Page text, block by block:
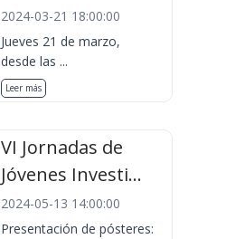
2024-03-21 18:00:00
Jueves 21 de marzo,
desde las ...
Leer más
VI Jornadas de
Jóvenes Investi...
2024-05-13 14:00:00
Presentación de pósteres: